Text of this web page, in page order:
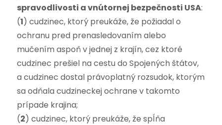
spravodlivosti a vnútornej bezpečnosti USA:
(1) cudzinec, ktorý preukáže, že požiadal o
ochranu pred prenasledovaním alebo
mučením aspoň v jednej z krajín, cez ktoré
cudzinec prešiel na cestu do Spojených štátov,
a cudzinec dostal právoplatný rozsudok, ktorým
sa odňala cudzineckej ochrane v takomto
prípade krajina;
(2) cudzinec, ktorý preukáže, že spĺňa